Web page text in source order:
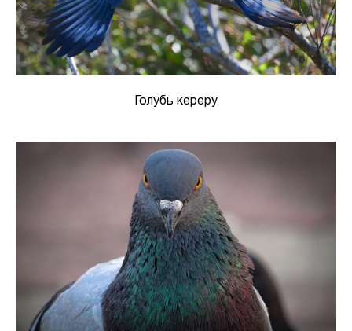
Голубь кереру